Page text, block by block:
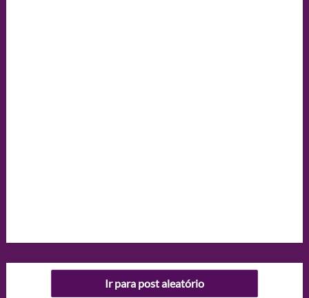
Ir para post aleatório